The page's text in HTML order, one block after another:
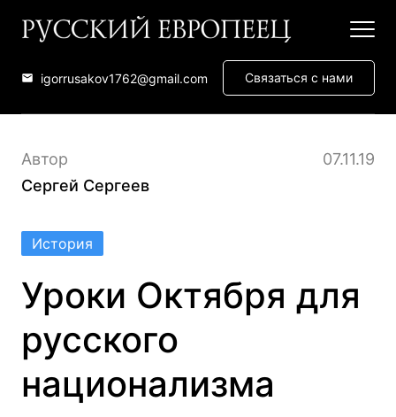
igorrusakov1762@gmail.com Связаться с нами
Автор
Сергей Сергеев
07.11.19
Уроки Октября для
русского
национализма
История